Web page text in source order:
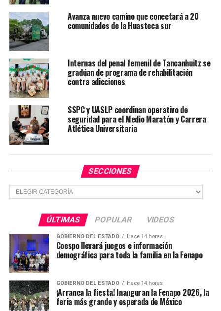
TEMAS RELACIONADOS
YA VIENE
Rinden protesta integrantes del consejo de búsqueda de
personas
Avanza nuevo camino que conectará a 20
comunidades de la Huasteca sur
Internas del penal femenil de Tancanhuitz se
gradúan de programa de rehabilitación
contra adicciones
SSPC y UASLP coordinan operativo de
seguridad para el Medio Maratón y Carrera
Atlética Universitaria
SECCIONES
Secciones
ÚLTIMAS POPULAR VIDEOS
GOBIERNO DEL ESTADO Hace 14 horas
Coespo llevará juegos e información
demográfica para toda la familia en la Fenapo
GOBIERNO DEL ESTADO Hace 14 horas
¡Arranca la fiesta! Inauguran la Fenapo 2026, la
feria más grande y esperada de México